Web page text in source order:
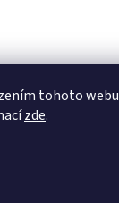
tohoto webu
zde.